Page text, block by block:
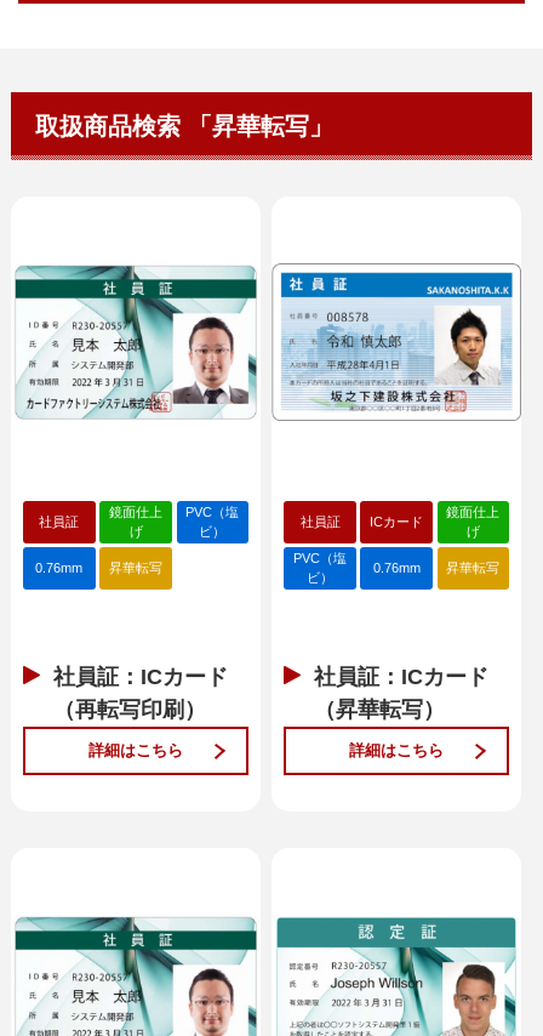
取扱商品検索 「昇華転写」
社員証
鏡面仕上
げ
PVC（塩
ビ）
0.76mm 昇華転写
社員証：ICカード
（再転写印刷）
詳細はこちら
社員証 ICカード
鏡面仕上
げ
PVC（塩
ビ）
0.76mm 昇華転写
社員証：ICカード
（昇華転写）
詳細はこちら